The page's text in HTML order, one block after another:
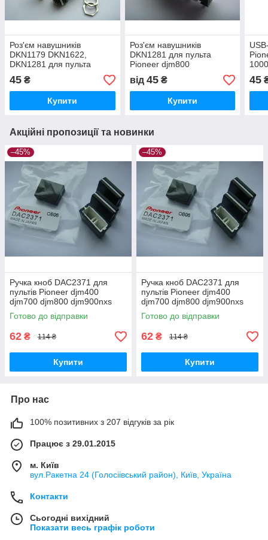
Роз'єм навушників
DKN1179 DKN1622,
DKN1281 для пульта
Pioneer djm600, DDJ-SZ2,
XDJ-Aero, DDJ-ERGOV,
DDJ-T1
45 ₴
Купити
Роз'єм навушників
DKN1281 для пульта
Pioneer djm800
від 45₴
Купити
RR,
RX2
45
Акційні пропозиції та новинки
–45%
Ручка кноб DAC2371 для
пультів Pioneer djm400
djm700 djm800 djm900nxs
Готово до відправки
62 ₴ 114 ₴
Купити
–45%
Ручка кноб DAC2371 для
пультів Pioneer djm400
djm700 djm800 djm900nxs
Готово до відправки
62 ₴ 114 ₴
Купити
Про нас
100% позитивних з 207 відгуків за рік
Працює з 29.01.2015
м. Київ
вул.Ракетна 24 (Голосіівський район), Київ, Україна
Контакти
Сьогодні вихідний
Показати весь графік роботи